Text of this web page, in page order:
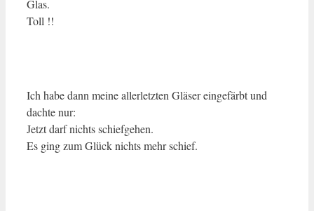
Glas.
Toll !!
Ich habe dann meine allerletzten Gläser eingefärbt und
dachte nur:
Jetzt darf nichts schiefgehen.
Es ging zum Glück nichts mehr schief.